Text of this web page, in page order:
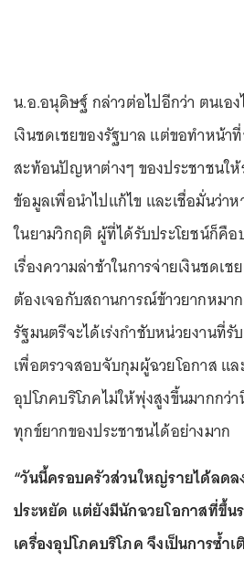
น.อ.อนุดิษฐ์ กล่าวต่อไปอีกว่า ตนเอง
เงินชดเชยของรัฐบาล แต่ขอทำหน้า
สะท้อนปัญหาต่างๆ ของประชาชนให้
ข้อมูลเพื่อนำไปแก้ไข และเชื่อมั่นว่า
ในยามวิกฤติ ผู้ที่ได้รับประโยชน์ก็คื
เรื่องความล่าช้าในการจ่ายเงินชดเ
ต้องเจอกับสถานการณ์ข้าวยากหมา
รัฐมนตรีจะได้เร่งกำชับหน่วยงานที่
เพื่อตรวจสอบจับกุมผู้ฉวยโอกาส แ
อุปโภคบริโภคไม่ให้พุ่งสูงขึ้นมากกว่า
ทุกข์ยากของประชาชนได้อย่างมาก
“วันนี้ครอบครัวส่วนใหญ่รายได้ลด
ประหยัด แต่ยังมีนักฉวยโอกาสที่ขึ้น
เครื่องอุปโภคบริโภค จึงเป็นการซ้ำ